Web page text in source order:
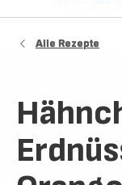
Alle Rezepte